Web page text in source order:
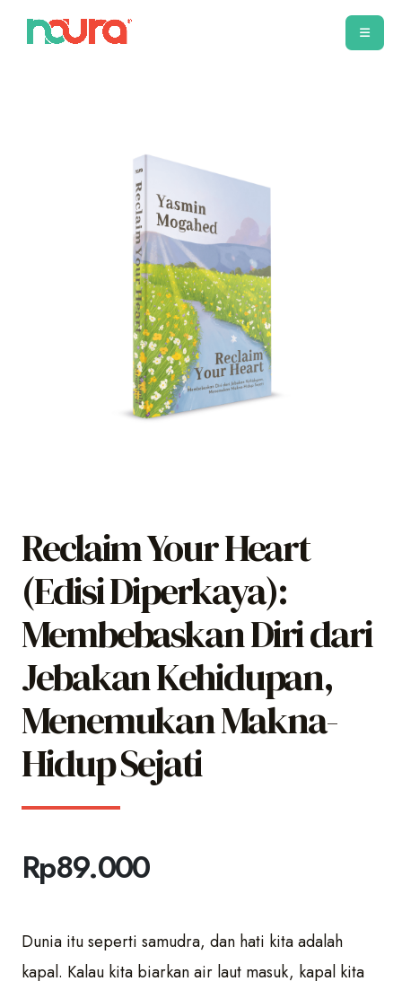
Reclaim Your Heart
(Edisi Diperkaya):
Membebaskan Diri dari
Jebakan Kehidupan,
Menemukan Makna-
Hidup Sejati
Rp89.000
Dunia itu seperti samudra, dan hati kita adalah
kapal. Kalau kita biarkan air laut masuk, kapal kita